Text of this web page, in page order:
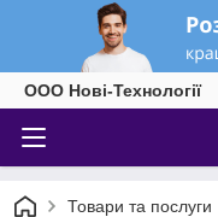
ООО Нові-Технології
Товари та послуги